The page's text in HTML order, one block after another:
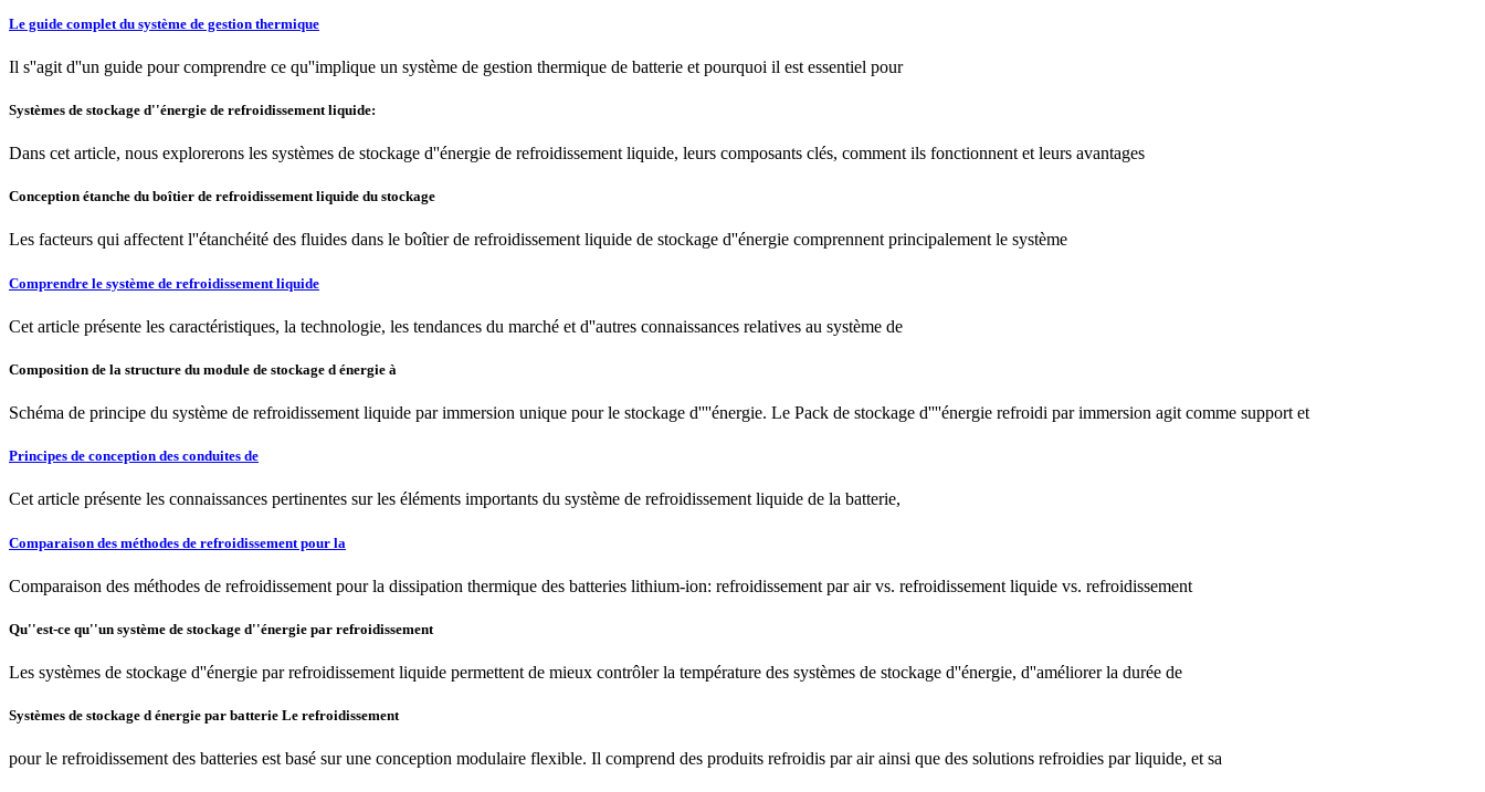
Le guide complet du système de gestion thermique
Il s''agit d''un guide pour comprendre ce qu''implique un système de gestion thermique de batterie et pourquoi il est essentiel pour
Systèmes de stockage d''énergie de refroidissement liquide:
Dans cet article, nous explorerons les systèmes de stockage d''énergie de refroidissement liquide, leurs composants clés, comment ils fonctionnent et leurs avantages
Conception étanche du boîtier de refroidissement liquide du stockage
Les facteurs qui affectent l''étanchéité des fluides dans le boîtier de refroidissement liquide de stockage d''énergie comprennent principalement le système
Comprendre le système de refroidissement liquide
Cet article présente les caractéristiques, la technologie, les tendances du marché et d''autres connaissances relatives au système de
Composition de la structure du module de stockage d énergie à
Schéma de principe du système de refroidissement liquide par immersion unique pour le stockage d''''énergie. Le Pack de stockage d''''énergie refroidi par immersion agit comme support et
Principes de conception des conduites de
Cet article présente les connaissances pertinentes sur les éléments importants du système de refroidissement liquide de la batterie,
Comparaison des méthodes de refroidissement pour la
Comparaison des méthodes de refroidissement pour la dissipation thermique des batteries lithium-ion: refroidissement par air vs. refroidissement liquide vs. refroidissement
Qu''est-ce qu''un système de stockage d''énergie par refroidissement
Les systèmes de stockage d''énergie par refroidissement liquide permettent de mieux contrôler la température des systèmes de stockage d''énergie, d''améliorer la durée de
Systèmes de stockage d énergie par batterie Le refroidissement
pour le refroidissement des batteries est basé sur une conception modulaire flexible. Il comprend des produits refroidis par air ainsi que des solutions refroidies par liquide, et sa